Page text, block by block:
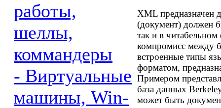
работы,
шеллы,
коммандеры
- Виртуальные
машины, Win-
XML предназначен
(документ) должен
так и в
компромисс между
встроенные типы
форматом,
Примером
база данных
может быть